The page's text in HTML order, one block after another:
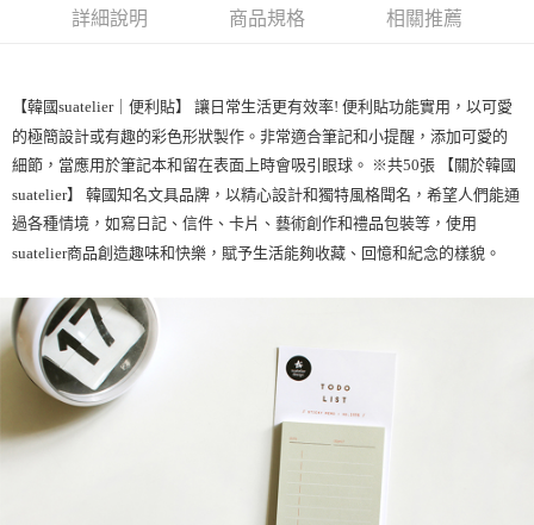
詳細說明 商品規格 相關推薦
【韓國suatelier｜便利貼】 讓日常生活更有效率! 便利貼功能實用，以可愛
的極簡設計或有趣的彩色形狀製作。非常適合筆記和小提醒，添加可愛的
細節，當應用於筆記本和留在表面上時會吸引眼球。 ※共50張 【關於韓國
suatelier】 韓國知名文具品牌，以精心設計和獨特風格聞名，希望人們能通
過各種情境，如寫日記、信件、卡片、藝術創作和禮品包裝等，使用
suatelier商品創造趣味和快樂，賦予生活能夠收藏、回憶和紀念的樣貌。